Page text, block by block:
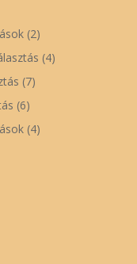
(2)
(4)
(7)
(6)
(4)